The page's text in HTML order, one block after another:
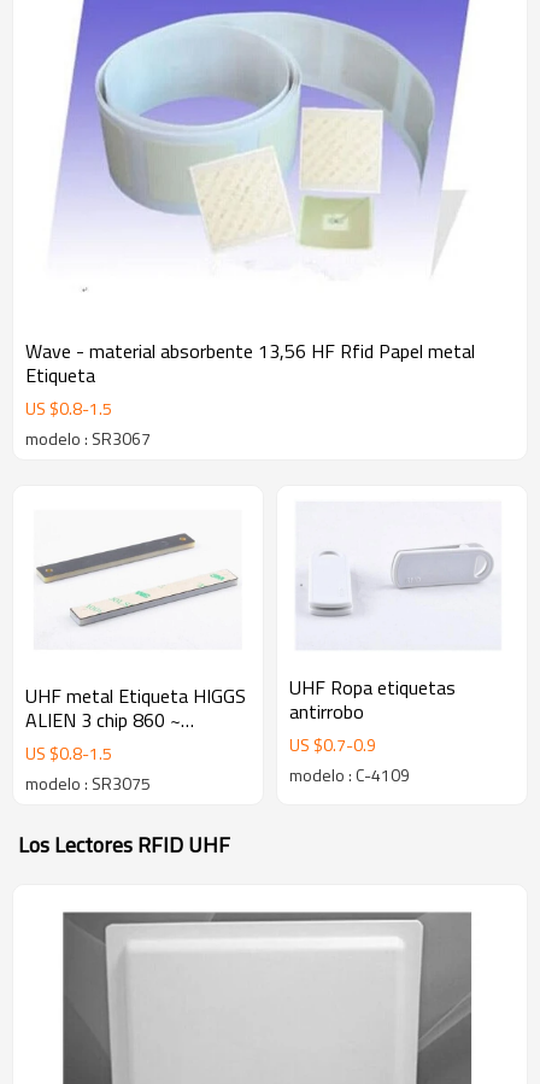
Wave - material absorbente 13,56 HF Rfid Papel metal
Etiqueta
US $0.8-1.5
modelo : SR3067
UHF metal Etiqueta HIGGS
ALIEN 3 chip 860 ~
960MHz RFID Etiqueta
US $0.8-1.5
modelo : SR3075
UHF Ropa etiquetas
antirrobo
US $0.7-0.9
modelo : C-4109
Los Lectores RFID UHF